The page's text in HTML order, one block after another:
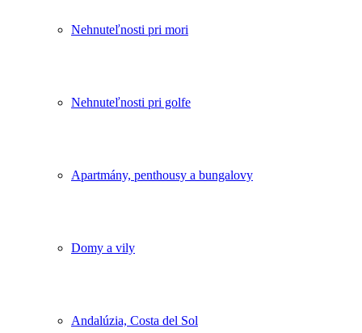
Nehnuteľnosti pri mori
Nehnuteľnosti pri golfe
Apartmány, penthousy a bungalovy
Domy a vily
Andalúzia, Costa del Sol